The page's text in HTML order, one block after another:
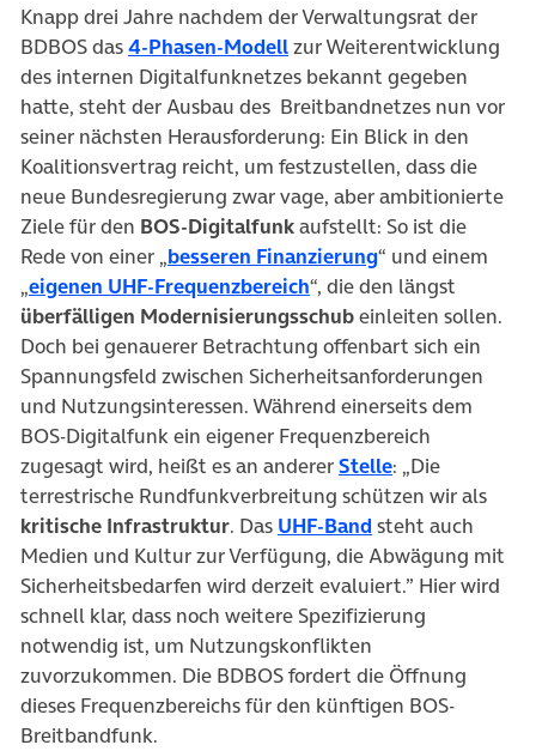
(öffnet in neuem Tab)
Knapp drei Jahre nachdem der Verwaltungsrat der
BDBOS das4-Phasen-Modell(öffnet in neuem Tab)
zur Weiterentwicklung
des internen Digitalfunknetzes bekannt gegeben
hatte, steht der Ausbau des Breitbandnetzes nun vor
seiner nächsten Herausforderung: Ein Blick in den
Koalitionsvertrag reicht, um festzustellen, dass die
neue Bundesregierung zwar vage, aber ambitionierte
Ziele für den BOS-Digitalfunkaufstellt: So ist die
Rede von einer „besseren Finanzierung(öffnet in neuem
“ und einem
„eigenen UHF-Frequenzbereich(öffnet in neuem Tab)
“, die den längst
überfälligen Modernisierungsschubeinleiten sollen.
Doch bei genauerer Betrachtung offenbart sich ein
Spannungsfeld zwischen Sicherheitsanforderungen
und Nutzungsinteressen. Während einerseits dem
BOS-Digitalfunk ein eigener Frequenzbereich
zugesagt wird, heißt es an andererStelle(öffnet in
: „Die
terrestrische Rundfunkverbreitung schützen wir als
kritische Infrastruktur. Das UHF-Band (öffnet in neuem
steht auch
Medien und Kultur zur Verfügung, die Abwägung mit
Sicherheitsbedarfen wird derzeit evaluiert.” Hier wird
schnell klar, dass noch weitere Spezifizierung
notwendig ist, um Nutzungskonflikten
zuvorzukommen. Die BDBOS fordert die Öffnung
dieses Frequenzbereichs für den künftigen BOS-
Breitbandfunk.